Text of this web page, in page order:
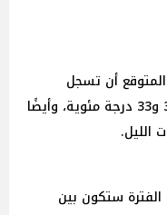
أن تسجل
العظمى على القاهرة الكبرى مابين 32 و33 درجة مئوية، وأيضًا
الليل.
ستكون بين